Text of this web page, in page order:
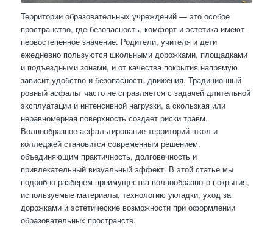
Территории образовательных учреждений — это особое
пространство, где безопасность, комфорт и эстетика имеют
первостепенное значение. Родители, учителя и дети
ежедневно пользуются школьными дорожками, площадками
и подъездными зонами, и от качества покрытия напрямую
зависит удобство и безопасность движения. Традиционный
ровный асфальт часто не справляется с задачей длительной
эксплуатации и интенсивной нагрузки, а скользкая или
неравномерная поверхность создает риски травм.
Волнообразное асфальтирование территорий школ и
колледжей становится современным решением,
объединяющим практичность, долговечность и
привлекательный визуальный эффект. В этой статье мы
подробно разберем преимущества волнообразного покрытия,
используемые материалы, технологию укладки, уход за
дорожками и эстетические возможности при оформлении
образовательных пространств.